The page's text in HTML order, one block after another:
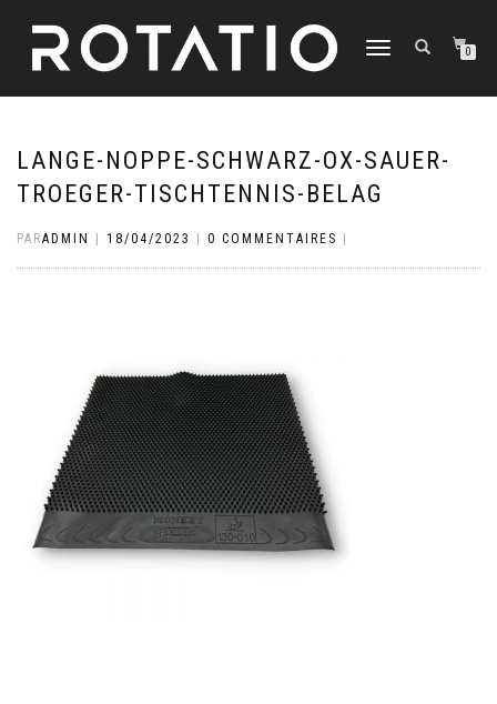
DÉPLIER
0
LANGE-NOPPE-SCHWARZ-OX-SAUER-
TROEGER-TISCHTENNIS-BELAG
PARADMIN 18/04/2023 0 COMMENTAIRES